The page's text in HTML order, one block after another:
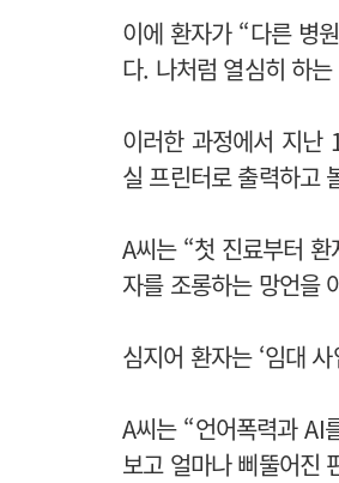
이에 환자가 “다른 병
다. 나처럼 열심히 하
이러한 과정에서 지난
실 프린터로 출력하고
A씨는 “첫 진료부터
자를 조롱하는 망언을
심지어 환자는 ‘임대
A씨는 “언어폭력과 AI
보고 얼마나 삐뚤어진